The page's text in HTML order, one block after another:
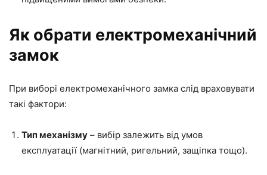
Як обрати електромеханічний
замок
При виборі електромеханічного замка слід враховувати
такі фактори:
Тип механізму – вибір залежить від умов
експлуатації (магнітний, ригельний, защіпка тощо).